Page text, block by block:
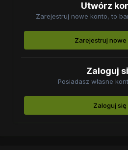
Utwórz
Zarejestruj nowe konto, to
Zarejestruj nowe
Zaloguj
Posiadasz własne
Zaloguj się